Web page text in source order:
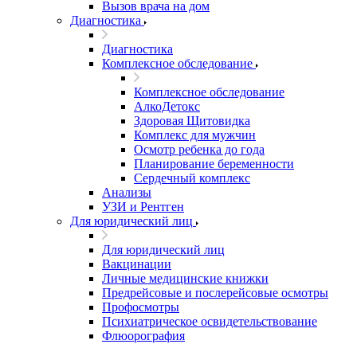
Вызов врача на дом
Диагностика
Диагностика
Комплексное обследование
Комплексное обследование
АлкоДетокс
Здоровая Щитовидка
Комплекс для мужчин
Осмотр ребенка до года
Планирование беременности
Сердечный комплекс
Анализы
УЗИ и Рентген
Для юридический лиц
Для юридический лиц
Вакцинации
Личные медицинские книжки
Предрейсовые и послерейсовые осмотры
Профосмотры
Психиатрическое освидетельствование
Флюорография